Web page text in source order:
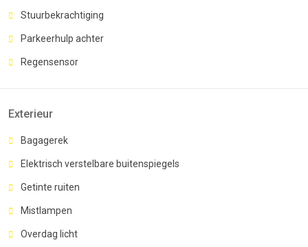
Stuurbekrachtiging
Parkeerhulp achter
Regensensor
Exterieur
Bagagerek
Elektrisch verstelbare buitenspiegels
Getinte ruiten
Mistlampen
Overdag licht